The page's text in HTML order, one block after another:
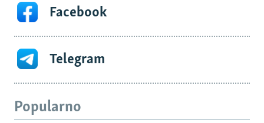
Facebook
Telegram
Popularno